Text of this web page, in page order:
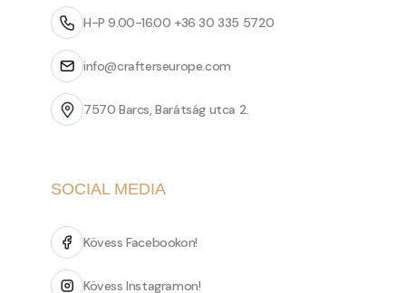
H-P 9.00-16.00 +36 30 335 5720
info@crafterseurope.com
7570 Barcs, Barátság utca 2.
SOCIAL MEDIA
Kövess Facebookon!
Kövess Instagramon!